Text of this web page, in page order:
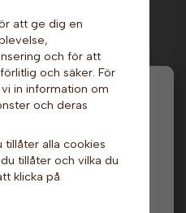
till Gottes!
välj privatperson (inkl.
för hur våra priser
Cocktailgafflar 1000
139 kr
Info & Köp
att ge dig en
och för att
och säker. För
in information om
och deras
tillåter alla cookies
tillåter och vilka du
klicka på